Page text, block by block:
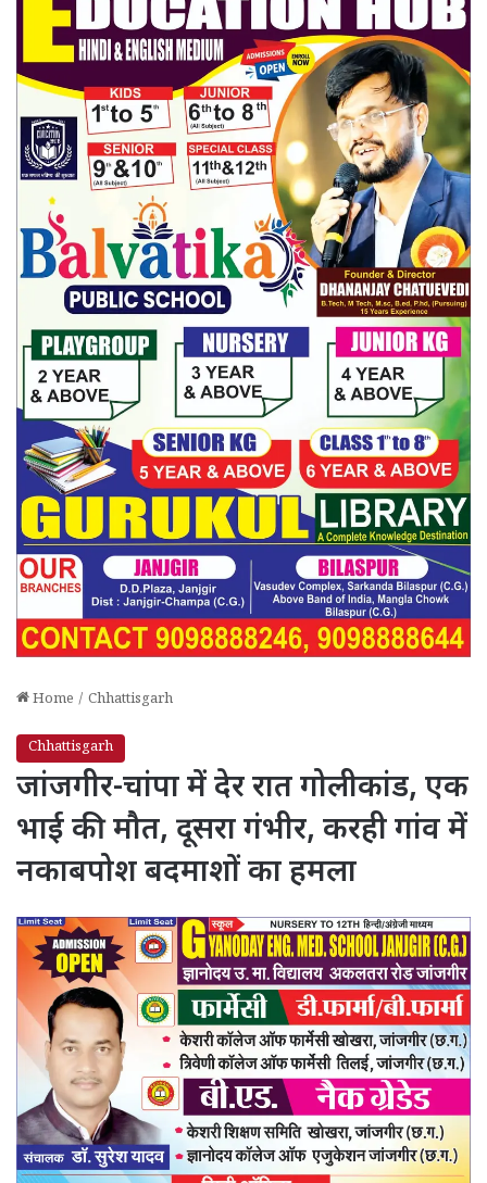
Home / Chhattisgarh
Chhattisgarh
जांजगीर-चांपा में देर रात गोलीकांड, एक
भाई की मौत, दूसरा गंभीर, करही गांव में
नकाबपोश बदमाशों का हमला